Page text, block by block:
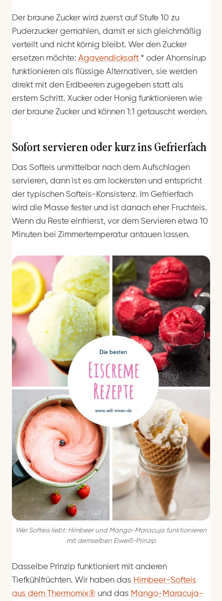
Der braune Zucker wird zuerst auf Stufe 10 zu
Puderzucker gemahlen, damit er sich gleichmäßig
verteilt und nicht körnig bleibt. Wer den Zucker
ersetzen möchte: Agavendicksaft * oder Ahornsirup
funktionieren als flüssige Alternativen, sie werden
direkt mit den Erdbeeren zugegeben statt als
erstem Schritt. Xucker oder Honig funktionieren wie
der braune Zucker und können 1:1 getauscht werden.
Sofort servieren oder kurz ins Gefrierfach
Das Softeis unmittelbar nach dem Aufschlagen
servieren, dann ist es am lockersten und entspricht
der typischen Softeis-Konsistenz. Im Gefrierfach
wird die Masse fester und ist danach eher Fruchteis.
Wenn du Reste einfrierst, vor dem Servieren etwa 10
Minuten bei Zimmertemperatur antauen lassen.
Wer Softeis liebt: Himbeer und Mango-Maracuja funktionieren
mit demselben Eiweiß-Prinzip
Dasselbe Prinzip funktioniert mit anderen
Tiefkühlfrüchten. Wir haben das Himbeer-Softeis
aus dem Thermomix® und das Mango-Maracuja-